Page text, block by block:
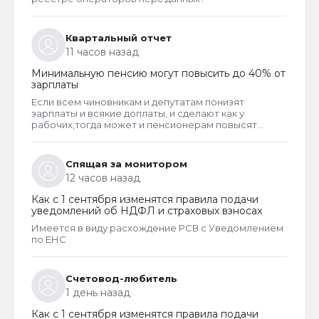
Квартальный отчет
11 часов назад
Минимальную пенсию могут повысить до 40% от
зарплаты
Если всем чиновникам и депутатам понизят
зарплаты и всякие доплаты, и сделают как у
рабочих,тогда может и пенсионерам повысят
Спящая за монитором
12 часов назад
Как с 1 сентября изменятся правила подачи
уведомлений об НДФЛ и страховых взносах
Имеется в виду расхождение РСВ с Уведомлением
по ЕНС
Счетовод-любитель
1 день назад
Как с 1 сентября изменятся правила подачи